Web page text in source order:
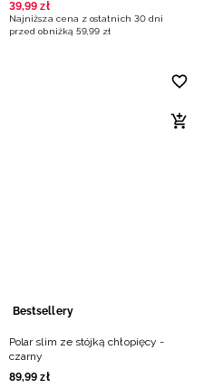
39,99 zł
Najniższa cena z ostatnich 30 dni
przed obniżką 59,99 zł
Bestsellery
Polar slim ze stójką chłopięcy -
czarny
89,99 zł